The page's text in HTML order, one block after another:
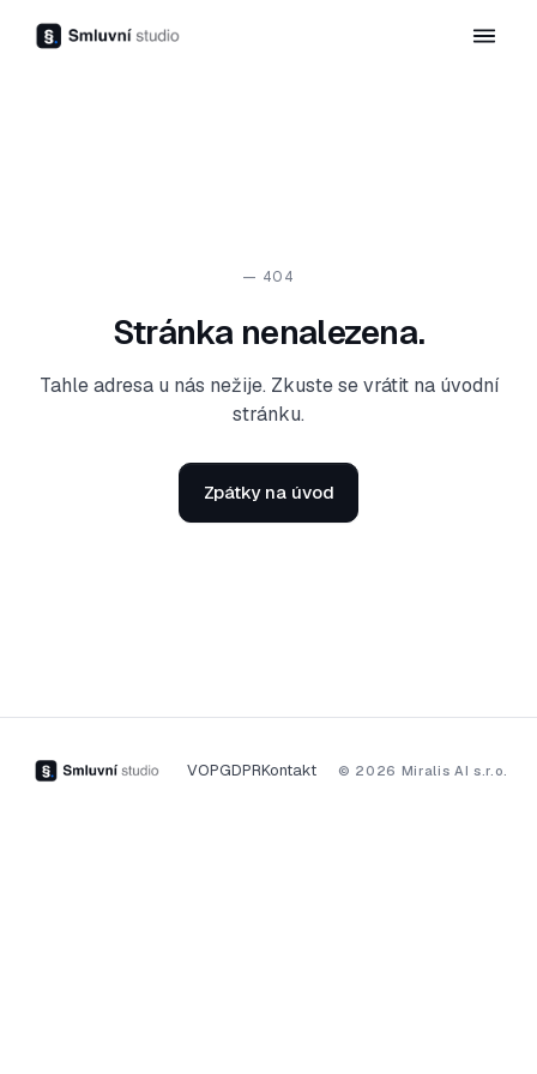
— 404
Stránka nenalezena.
Tahle adresa u nás nežije. Zkuste se vrátit na úvodní
stránku.
Zpátky na úvod
VOPGDPRKontakt © 2026 Miralis AI s.r.o.